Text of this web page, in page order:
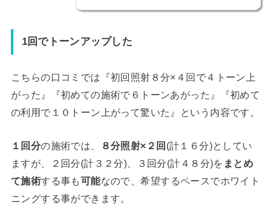
1回でトーンアップした
こちらの口コミでは『初回照射８分×４回で４トーン上
がった』『初めての施術で６トーンあがった』『初めて
の利用で１０トーン上がって驚いた』という内容です。
１回分の施術では、 ８分照射×２回 (計１６分)としてい
ますが、２回分(計３２分)、３回分(計４８分)を まとめ
て施術する事も可能なので、希望するペースでホワイト
ニングする事ができます。